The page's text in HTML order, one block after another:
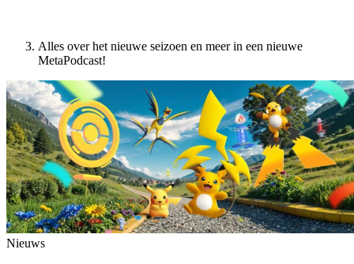
Alles over het nieuwe seizoen en meer in een nieuwe
MetaPodcast!
Nieuws